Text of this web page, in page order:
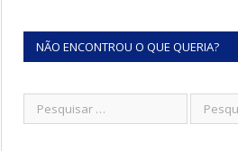
NÃO ENCONTROU O QUE QUERIA?